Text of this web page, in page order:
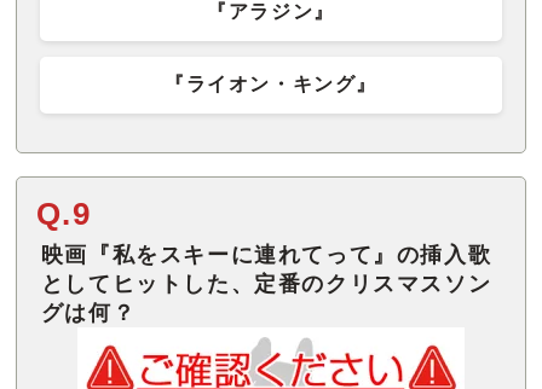
『アラジン』
『ライオン・キング』
Q.9
映画『私をスキーに連れてって』の挿入歌
としてヒットした、定番のクリスマスソン